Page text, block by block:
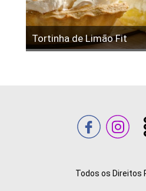
Tortinha de Limão Fit
Todos os Direitos